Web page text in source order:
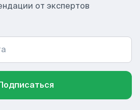
от экспертов